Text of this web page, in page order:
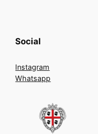
Social
Instagram
Whatsapp